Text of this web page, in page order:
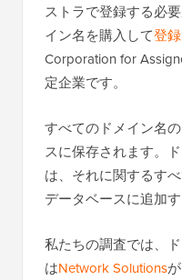
ストラで登録する必
イン名を購入して登録
Corporation for
定企業です。
すべてのドメイン名
スに保存されます。
は、それに関するす
データベースに追加
私たちの調査では、
はNetwork Solutions